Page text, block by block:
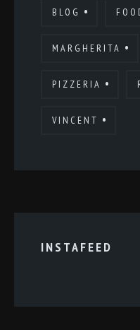
BLOG
MARGHERITA
PIZZERIA
VINCENT
INSTAFEED